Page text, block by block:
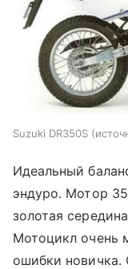
Suzuki DR350S
Идеальный
эндуро. Мотор
золотая
Мотоцикл очень
ошибки новичка.